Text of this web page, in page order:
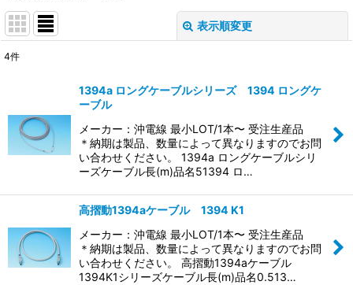
表示順変更
並び順:
絞り込む
4件
1394a ロングケーブルシリーズ 1394 ロングケ
ーブル
メーカー：沖電線 最小LOT/1本〜 受注生産品
＊納期は製品、数量によって異なりますのでお問
い合わせください。 1394a ロングケーブルシリ
ーズケーブル長(m)品名51394 ロ…
高摺動1394aケーブル 1394 K1
メーカー：沖電線 最小LOT/1本〜 受注生産品
＊納期は製品、数量によって異なりますのでお問
い合わせください。 高摺動1394aケーブル
1394K1シリーズケーブル長(m)品名0.513…